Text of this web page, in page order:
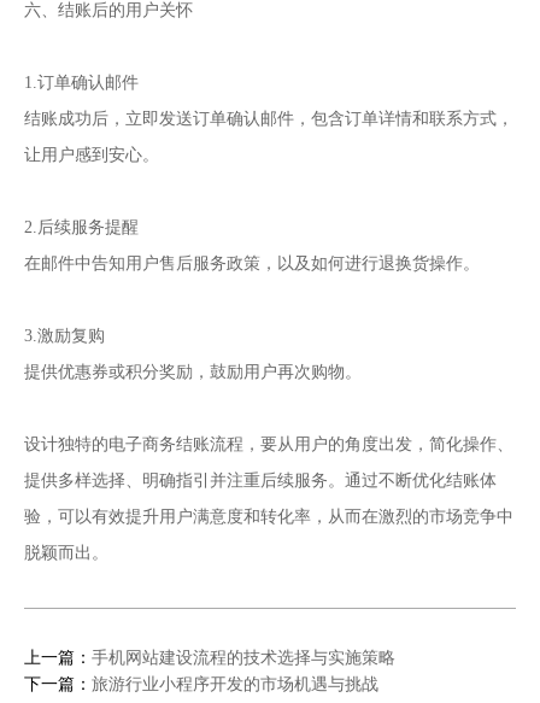
六、结账后的用户关怀
1.订单确认邮件
结账成功后，立即发送订单确认邮件，包含订单详情和联系方式，
让用户感到安心。
2.后续服务提醒
在邮件中告知用户售后服务政策，以及如何进行退换货操作。
3.激励复购
提供优惠券或积分奖励，鼓励用户再次购物。
设计独特的电子商务结账流程，要从用户的角度出发，简化操作、
提供多样选择、明确指引并注重后续服务。通过不断优化结账体
验，可以有效提升用户满意度和转化率，从而在激烈的市场竞争中
脱颖而出。
上一篇： 手机网站建设流程的技术选择与实施策略
下一篇： 旅游行业小程序开发的市场机遇与挑战